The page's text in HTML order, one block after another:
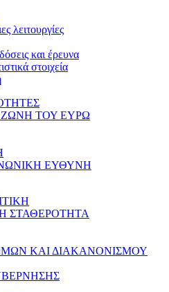
λειτουργίες
και έρευνα
στοιχεία
ΤΟΥ ΕΥΡΩ
ΕΥΘΥΝΗ
ΣΤΑΘΕΡΟΤΗΤΑ
ΚΑΙ ΔΙΑΚΑΝΟΝΙΣΜΟΥ